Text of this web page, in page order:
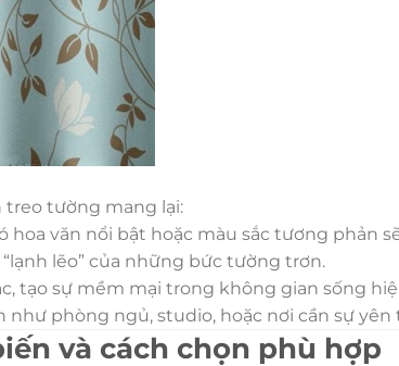
treo tường mang lại:
văn nổi bật hoặc màu sắc tương phản
lẽo” của những bức tường trơn.
tạo sự mềm mại trong không gian sống
như phòng ngủ, studio, hoặc nơi cần sự yên
và cách chọn phù hợp